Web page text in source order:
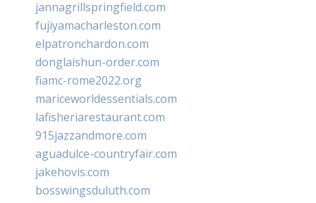
jannagrillspringfield.com
fujiyamacharleston.com
elpatronchardon.com
donglaishun-order.com
fiamc-rome2022.org
mariceworldessentials.com
lafisheriarestaurant.com
915jazzandmore.com
aguadulce-countryfair.com
jakehovis.com
bosswingsduluth.com